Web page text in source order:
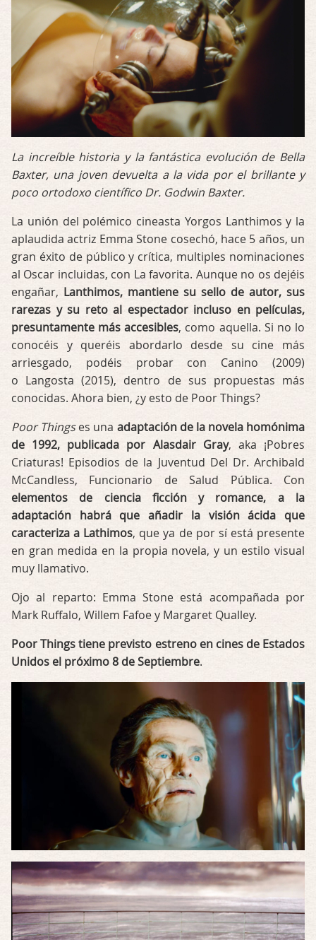
La increíble historia y la fantástica evolución de Bella
Baxter, una joven devuelta a la vida por el brillante y
poco ortodoxo científico Dr. Godwin Baxter.
La unión del polémico cineasta Yorgos Lanthimos y la
aplaudida actriz Emma Stone cosechó, hace 5 años, un
gran éxito de público y crítica, multiples nominaciones
al Oscar incluidas, con La favorita. Aunque no os dejéis
engañar, Lanthimos, mantiene su sello de autor, sus
rarezas y su reto al espectador incluso en películas,
presuntamente más accesibles, como aquella. Si no lo
conocéis y queréis abordarlo desde su cine más
arriesgado, podéis probar con Canino (2009)
o Langosta (2015), dentro de sus propuestas más
conocidas. Ahora bien, ¿y esto de Poor Things?
Poor Things es una adaptación de la novela homónima
de 1992, publicada por Alasdair Gray, aka ¡Pobres
Criaturas! Episodios de la Juventud Del Dr. Archibald
McCandless, Funcionario de Salud Pública. Con
elementos de ciencia ficción y romance, a la
adaptación habrá que añadir la visión ácida que
caracteriza a Lathimos, que ya de por sí está presente
en gran medida en la propia novela, y un estilo visual
muy llamativo.
Ojo al reparto: Emma Stone está acompañada por
Mark Ruffalo, Willem Fafoe y Margaret Qualley.
Poor Things tiene previsto estreno en cines de Estados
Unidos el próximo 8 de Septiembre.